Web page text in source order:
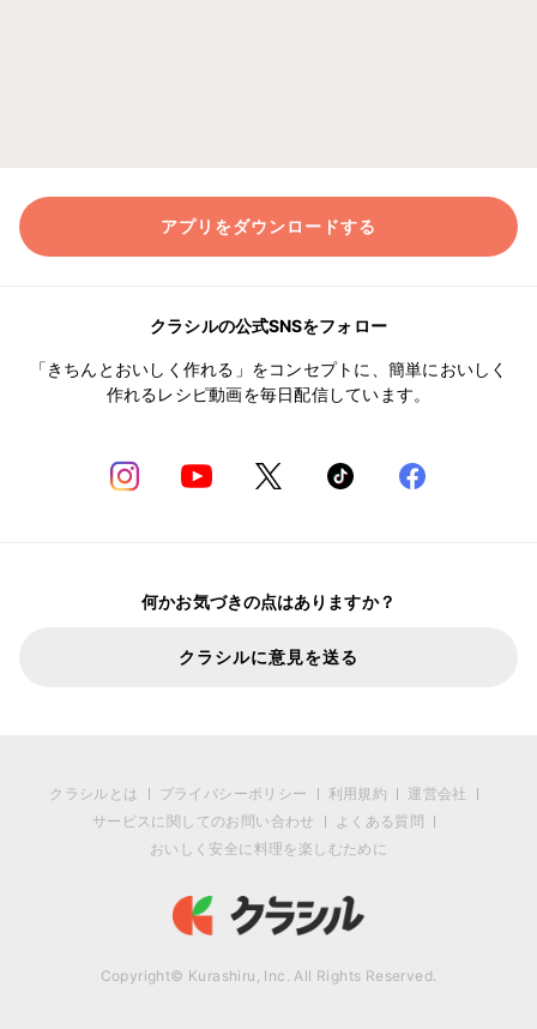
アプリをダウンロードする
クラシルの公式SNSをフォロー
「きちんとおいしく作れる」をコンセプトに、簡単においしく
作れるレシピ動画を毎日配信しています。
何かお気づきの点はありますか？
クラシルに意見を送る
クラシルとは プライバシーポリシー 利用規約
運営会社
サービスに関してのお問い合わせ
よくある質問
おいしく安全に料理を楽しむために
Copyright© Kurashiru, Inc. All Rights Reserved.